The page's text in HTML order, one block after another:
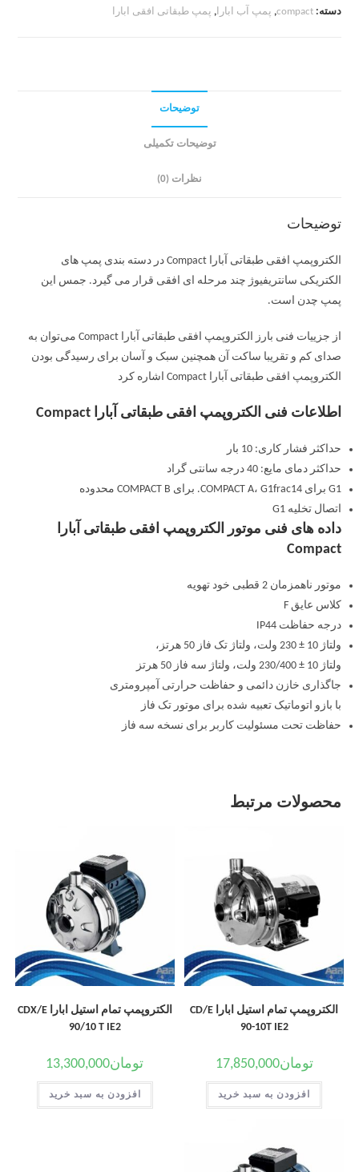
دسته:compact
, پمپ آب ابارا, پمپ طبقاتی افقی ابارا
توضیحات
توضیحات تکمیلی
نظرات (0)
توضیحات
الکتروپمپ افقی طبقاتی آبارا Compact در دسته بندی پمپ های
الکتریکی سانتریفیوژ چند مرحله ای افقی قرار می گیرد. جمس این
پمپ چدن است.
از جزییات فنی بارز الکتروپمپ افقی طبقاتی آبارا Compact می‌توان به
صدای کم و تقریبا ساکت آن همچنین سبک و آسان برای رسیدگی بودن
الکتروپمپ افقی طبقاتی آبارا Compact اشاره کرد
اطلاعات فنی الکتروپمپ افقی طبقاتی آبارا Compact
حداکثر فشار کاری: 10 بار
حداکثر دمای مایع: 40 درجه سانتی گراد
G1 برای COMPACT A، G1frac14. برای COMPACT B محدوده
اتصال تخلیه G1
داده های فنی موتور الکتروپمپ افقی طبقاتی آبارا
Compact
موتور ناهمزمان 2 قطبی خود تهویه
کلاس عایق F
درجه حفاظت IP44
ولتاژ 10 ± 230 ولت، ولتاژ تک فاز 50 هرتز،
ولتاژ 10 ± 230/400 ولت، ولتاژ سه فاز 50 هرتز
جاگذاری خازن دائمی و حفاظت حرارتی آمپرومتری
با بازو اتوماتیک تعبیه شده برای موتور تک فاز
حفاظت تحت مسئولیت کاربر برای نسخه سه فاز
محصولات مرتبط
الکتروپمپ تمام استیل ابارا CD/E
90-10T IE2
تومان17,850,000
افزودن به سبد خرید
الکتروپمپ تمام استیل ابارا CDX/E
90/10 T IE2
تومان13,300,000
افزودن به سبد خرید